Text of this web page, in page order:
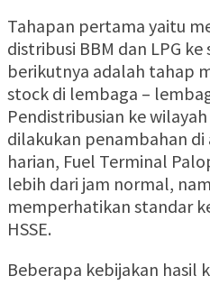
Tahapan pertama yaitu
distribusi BBM dan LPG
berikutnya adalah tahap
stock di lembaga –
Pendistribusian ke
dilakukan penambahan
harian, Fuel Terminal
lebih dari jam normal,
memperhatikan standar
HSSE.
Beberapa kebijakan hasil